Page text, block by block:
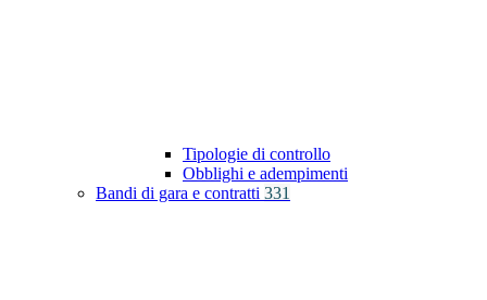
Tipologie di controllo
Obblighi e adempimenti
Bandi di gara e contratti 331